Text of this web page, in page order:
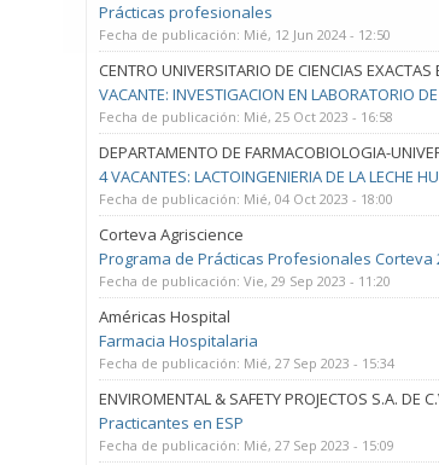
Prácticas profesionales
Fecha de publicación: Mié, 12 Jun 2024 - 12:50
CENTRO UNIVERSITARIO DE CIENCIAS EXACTAS
VACANTE: INVESTIGACION EN LABORATORIO
Fecha de publicación: Mié, 25 Oct 2023 - 16:58
DEPARTAMENTO DE FARMACOBIOLOGIA-
4 VACANTES: LACTOINGENIERIA DE LA LECHE
Fecha de publicación: Mié, 04 Oct 2023 - 18:00
Corteva Agriscience
Programa de Prácticas Profesionales Corteva
Fecha de publicación: Vie, 29 Sep 2023 - 11:20
Américas Hospital
Farmacia Hospitalaria
Fecha de publicación: Mié, 27 Sep 2023 - 15:34
ENVIROMENTAL & SAFETY PROJECTOS S.A. DE
Practicantes en ESP
Fecha de publicación: Mié, 27 Sep 2023 - 15:09